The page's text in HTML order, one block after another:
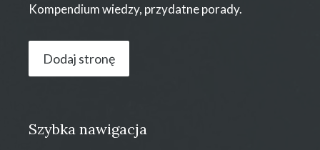
Kompendium wiedzy, przydatne porady.
Dodaj stronę
Szybka nawigacja